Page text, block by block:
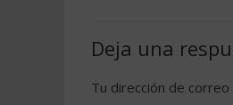
Deja una
Tu dirección de